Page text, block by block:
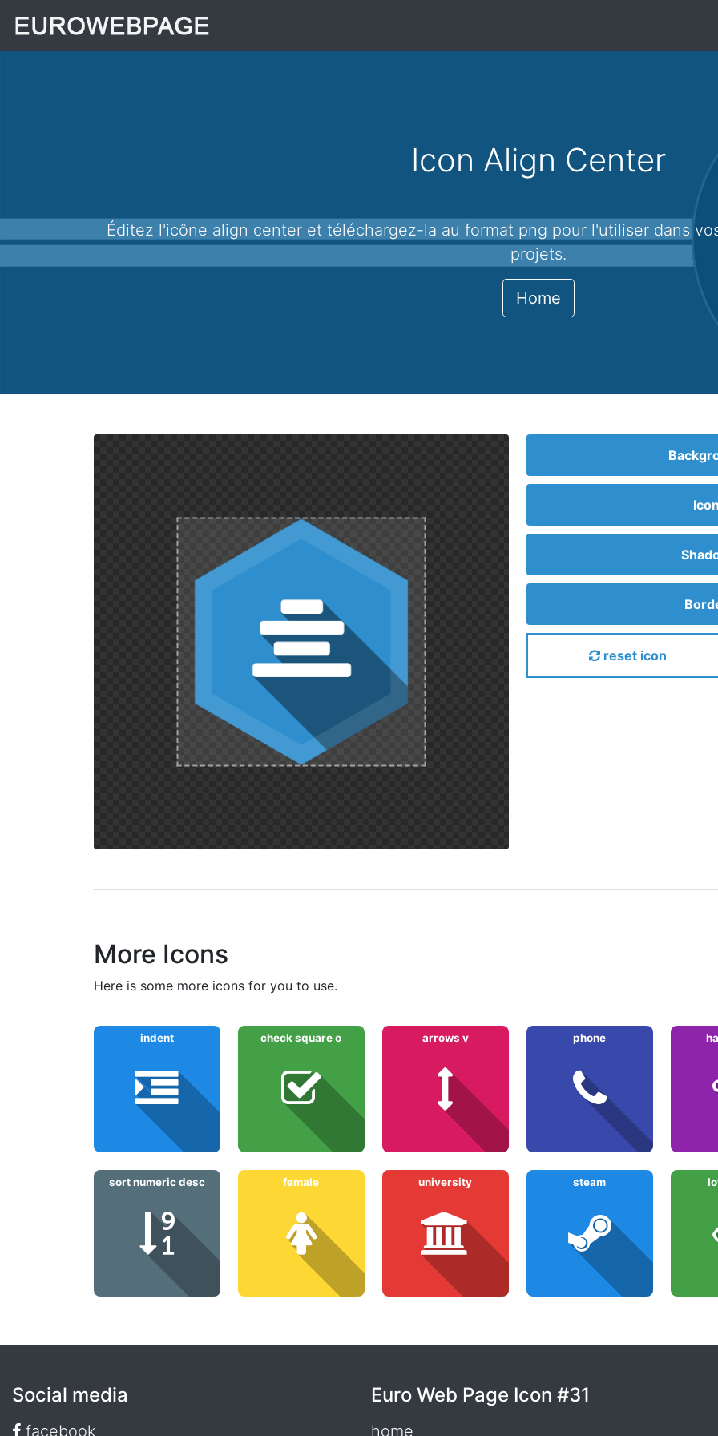
Icon Align Center
Éditez l'icône align center et téléchargez-la au format png pour l'utiliser dans vos applications, sites Web et autres
projets.
Home
reset icon
More Icons
here is some more icons for you to use.
indent check square o arrows v phone
sort numeric desc female university steam
Social media
facebook
Euro Web Page Icon #31
home